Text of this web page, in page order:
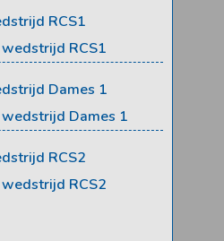
RCS1
RCS1
Dames 1
Dames 1
RCS2
RCS2